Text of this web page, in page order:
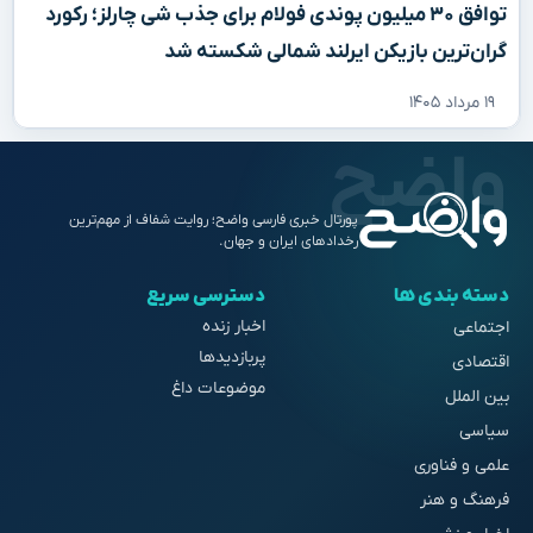
توافق ۳۰ میلیون پوندی فولام برای جذب شی چارلز؛ رکورد
گران‌ترین بازیکن ایرلند شمالی شکسته شد
۱۹ مرداد ۱۴۰۵
پورتال خبری فارسی واضح؛ روایت شفاف از مهم‌ترین
رخدادهای ایران و جهان.
دسته بندی ها
اجتماعی
اقتصادی
بین الملل
سیاسی
علمی و فناوری
فرهنگ و هنر
دسترسی سریع
اخبار زنده
پربازدیدها
موضوعات داغ